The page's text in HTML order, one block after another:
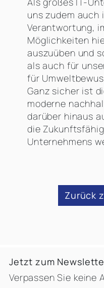
uns zudem auch
Verantwortung,
Möglichkeiten
auszuüben und
als auch für
für
Ganz sicher ist
moderne
darüber hinaus
die
Unternehmens
Zurück
Jetzt zum
Verpassen Sie keine